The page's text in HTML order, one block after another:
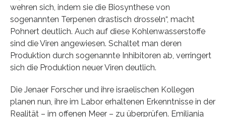
wehren sich, indem sie die Biosynthese von
sogenannten Terpenen drastisch drosseln“, macht
Pohnert deutlich. Auch auf diese Kohlenwasserstoffe
sind die Viren angewiesen. Schaltet man deren
Produktion durch sogenannte Inhibitoren ab, verringert
sich die Produktion neuer Viren deutlich.
Die Jenaer Forscher und ihre israelischen Kollegen
planen nun, ihre im Labor erhaltenen Erkenntnisse in der
Realität – im offenen Meer – zu überprüfen. Emiliania